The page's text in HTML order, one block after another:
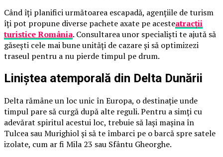
Când îți planifici următoarea escapadă, agențiile de turism
îți pot propune diverse pachete axate pe acesteatracții
turistice România. Consultarea unor specialiști te ajută să
găsești cele mai bune unități de cazare și să optimizezi
traseul pentru a nu pierde timpul pe drum.
Liniștea atemporală din Delta Dunării
Delta rămâne un loc unic în Europa, o destinație unde
timpul pare să curgă după alte reguli. Pentru a simți cu
adevărat spiritul acestui loc, trebuie să lași mașina în
Tulcea sau Murighiol și să te îmbarci pe o barcă spre satele
izolate, cum ar fi Mila 23 sau Sfântu Gheorghe.